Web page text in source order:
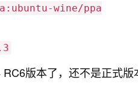
wine/ppa
版本了，还不是正式版